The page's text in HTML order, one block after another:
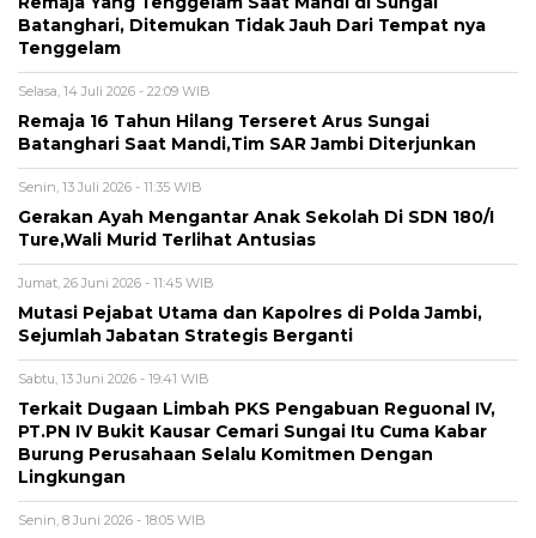
Batanghari, Ditemukan Tidak Jauh Dari Tempat nya
Tenggelam
Selasa, 14 Juli 2026 - 22:09 WIB
Remaja 16 Tahun Hilang Terseret Arus Sungai
Batanghari Saat Mandi,Tim SAR Jambi Diterjunkan
Senin, 13 Juli 2026 - 11:35 WIB
Gerakan Ayah Mengantar Anak Sekolah Di SDN 180/I
Ture,Wali Murid Terlihat Antusias
Jumat, 26 Juni 2026 - 11:45 WIB
Mutasi Pejabat Utama dan Kapolres di Polda Jambi,
Sejumlah Jabatan Strategis Berganti
Sabtu, 13 Juni 2026 - 19:41 WIB
Terkait Dugaan Limbah PKS Pengabuan Reguonal IV,
PT.PN IV Bukit Kausar Cemari Sungai Itu Cuma Kabar
Burung Perusahaan Selalu Komitmen Dengan
Lingkungan
Senin, 8 Juni 2026 - 18:05 WIB